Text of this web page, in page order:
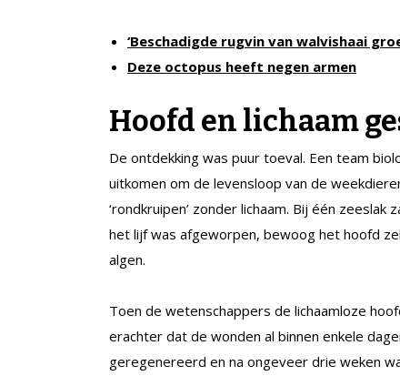
‘Beschadigde rugvin van walvishaai
Deze octopus heeft negen armen
Hoofd en lichaam
De ontdekking was puur toeval. Een team
uitkomen om de levensloop van de
‘rondkruipen’ zonder lichaam. Bij één
het lijf was afgeworpen, bewoog het hoofd
algen.
Toen de wetenschappers de lichaamloze
erachter dat de wonden al binnen enkele
geregenereerd en na ongeveer drie weken